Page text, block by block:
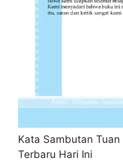
Kata Sambutan
Terbaru Hari Ini